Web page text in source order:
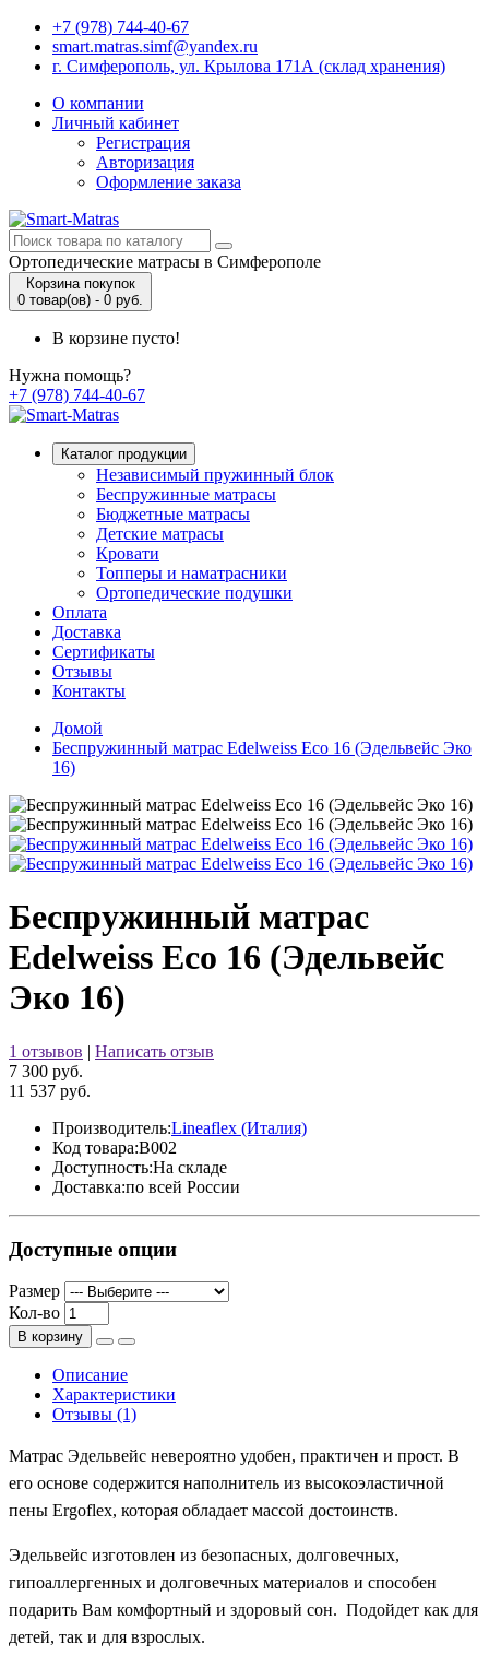
+7 (978) 744-40-67
smart.matras.simf@yandex.ru
г. Симферополь, ул. Крылова 171А (склад хранения)
О компании
Личный кабинет
Регистрация
Авторизация
Оформление заказа
Ортопедические матрасы в Симферополе
Корзина покупок
0 товар(ов) - 0 руб.
В корзине пусто!
Нужна помощь?
+7 (978) 744-40-67
Каталог продукции
Независимый пружинный блок
Беспружинные матрасы
Бюджетные матрасы
Детские матрасы
Кровати
Топперы и наматрасники
Ортопедические подушки
Оплата
Доставка
Сертификаты
Отзывы
Контакты
Домой
Беспружинный матрас Edelweiss Eco 16 (Эдельвейс Эко
16)
Беспружинный матрас
Edelweiss Eco 16 (Эдельвейс
Эко 16)
1 отзывов | Написать отзыв
7 300 руб.
11 537 руб.
Производитель:Lineaflex (Италия)
Код товара:B002
Доступность:На складе
Доставка:по всей России
Доступные опции
Размер
Кол-во
В корзину
Описание
Характеристики
Отзывы (1)
Матрас Эдельвейс невероятно удобен, практичен и прост. В
его основе содержится наполнитель из высокоэластичной
пены Ergoflex, которая обладает массой достоинств.
Эдельвейс изготовлен из безопасных, долговечных,
гипоаллергенных и долговечных материалов и способен
подарить Вам комфортный и здоровый сон. Подойдет как для
детей, так и для взрослых.